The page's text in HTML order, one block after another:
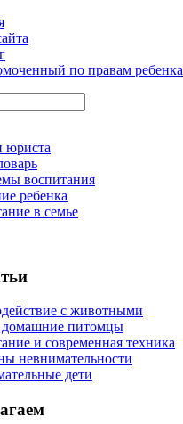
по правам ребенка
юриста
воспитания
ребенка
в семье
с животными
питомцы
и современная техника
невнимательности
дети